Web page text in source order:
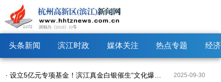
头条新闻 滨江时政 媒体关注 热点专题 经
2025-09-30